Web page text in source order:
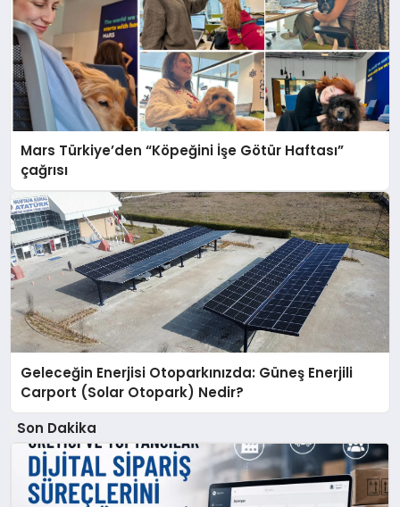
Mars Türkiye’den “Köpeğini İşe Götür Haftası”
çağrısı
Geleceğin Enerjisi Otoparkınızda: Güneş Enerjili
Carport (Solar Otopark) Nedir?
Son Dakika